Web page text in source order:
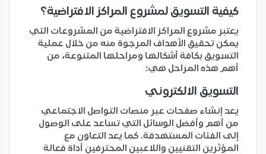
كيفية التسويق لمشروع المراكز الافتراضية؟
يعتبر مشروع المراكز الافتراضية من المشروعات التي
يمكن تحقيق الأهداف المرجوة منه من خلال عملية
التسويق بكافة أشكالها ومراحلها المتنوعة، من
أهم هذه المراحل هي:
التسويق الالكتروني
يعد إنشاء صفحات عبر منصات التواصل الاجتماعي
من أهم وأفضل الوسائل التي تساعد على الوصول
إلى الفئات المستهدفة. كما يعد التعاون مع
المؤثرين التقنيين واللاعبين المحترفين أداة فعالة